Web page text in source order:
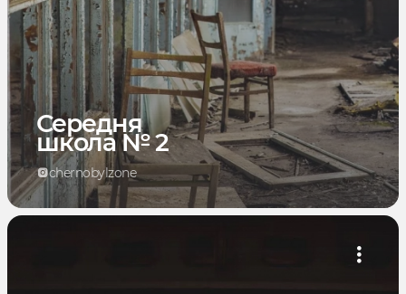
Середня
школа № 2
chernobylzone